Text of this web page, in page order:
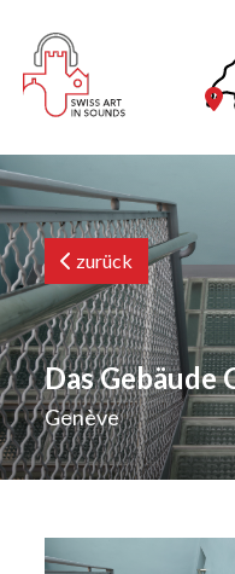
zurück
Das Gebäude
Genève